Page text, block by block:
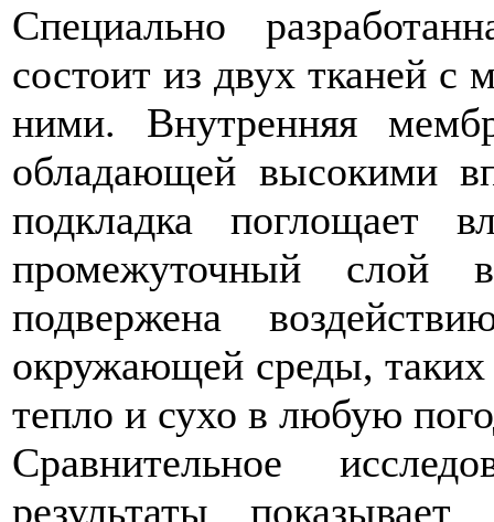
Специально
состоит из двух тканей с
ними. Внутренняя
обладающей высокими
подкладка поглощает
промежуточный слой
подвержена
окружающей среды,
тепло и сухо в любую
Сравнительное
результаты